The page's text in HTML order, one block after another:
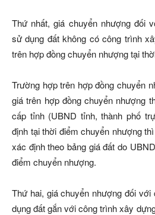
Thứ nhất, giá chuyển nhượng đối
sử dụng đất không có công trình
trên hợp đồng chuyển nhượng tại
Trường hợp trên hợp đồng chuyển
giá trên hợp đồng chuyển nhượng
cấp tỉnh (UBND tỉnh, thành phố
định tại thời điểm chuyển nhượng
xác định theo bảng giá đất do
điểm chuyển nhượng.
Thứ hai, giá chuyển nhượng đối
dụng đất gắn với công trình xây